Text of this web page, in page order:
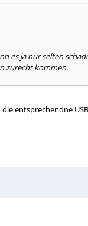
es ja nur selten
zurecht kommen.
entsprechendne